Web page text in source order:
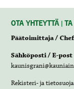
OTA YHTEYTTÄ |
Päätoimittaja /
Sähköposti / E-post
Rekisteri- ja